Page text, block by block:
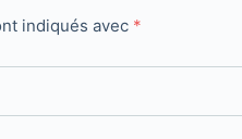
indiqués avec *